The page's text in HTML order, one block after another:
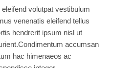
volutpat vestibulum
venenatis eleifend tellus
hendrerit ipsum nisl ut
accumsan
hac himenaeos ac